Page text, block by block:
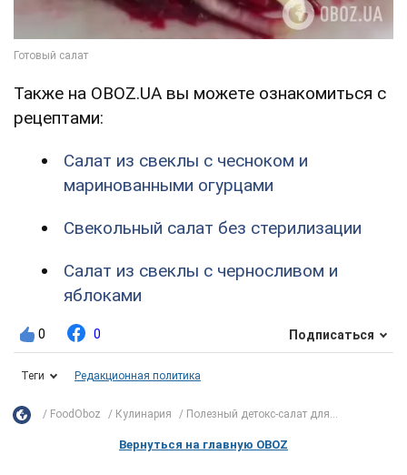
Также на OBOZ.UA вы можете ознакомиться с
рецептами:
Салат из свеклы с чесноком и
маринованными огурцами
Свекольный салат без стерилизации
Салат из свеклы с черносливом и
яблоками
0 0 Подписаться
Теги Редакционная политика
FoodOboz Кулинария Полезный детокс-салат для...
Вернуться на главную OBOZ